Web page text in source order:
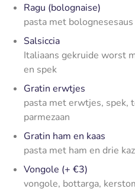
Ragu (bolognaise)
pasta met bolognesesaus
Salsiccia
Italiaans gekruide worst
en spek
Gratin erwtjes
pasta met erwtjes, spek,
parmezaan
Gratin ham en kaas
pasta met ham en drie
Vongole (+ €3)
vongole, bottarga,